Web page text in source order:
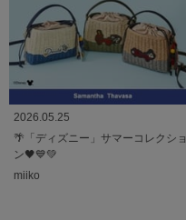
2026.05.25
🌴「ディズニー」サマーコレクショ
ン🖤💙💚
miiko